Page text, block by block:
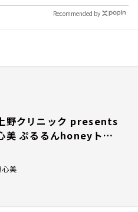
Recommended by
野クリニック presents
美 ぷるるんhoneyトラ
美